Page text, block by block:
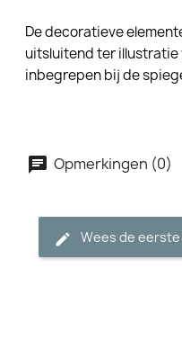
De decoratieve
uitsluitend ter illustratie
inbegrepen bij de
Opmerkingen (0)
Wees de